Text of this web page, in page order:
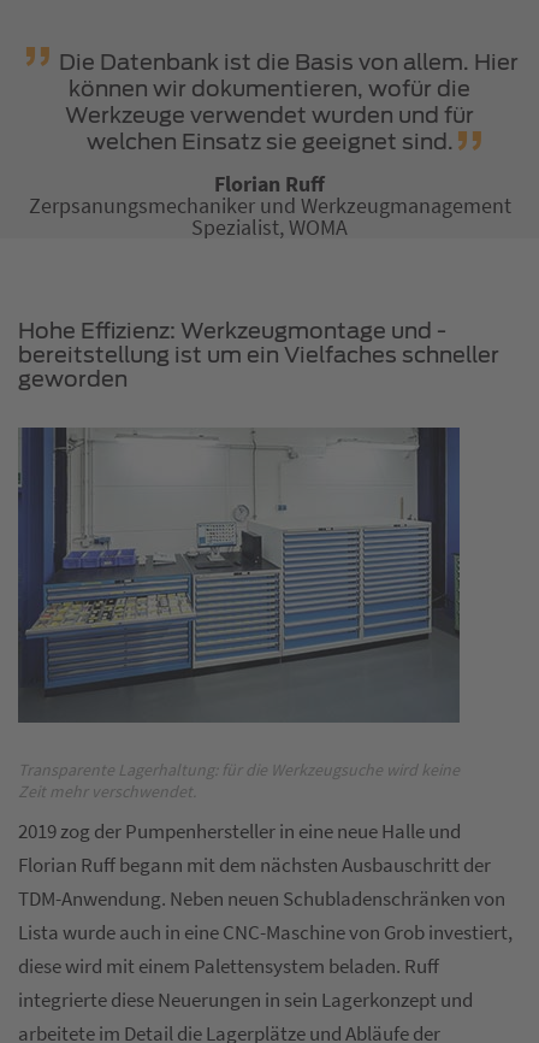
Die Datenbank ist die Basis von allem. Hier
können wir dokumentieren, wofür die
Werkzeuge verwendet wurden und für
welchen Einsatz sie geeignet sind.
Florian Ruff
Zerpsanungsmechaniker und Werkzeugmanagement
Spezialist, WOMA
Hohe Effizienz: Werkzeugmontage und -
bereitstellung ist um ein Vielfaches schneller
geworden
Transparente Lagerhaltung: für die Werkzeugsuche wird keine
Zeit mehr verschwendet.
2019 zog der Pumpenhersteller in eine neue Halle und
Florian Ruff begann mit dem nächsten Ausbauschritt der
TDM-Anwendung. Neben neuen Schubladenschränken von
Lista wurde auch in eine CNC-Maschine von Grob investiert,
diese wird mit einem Palettensystem beladen. Ruff
integrierte diese Neuerungen in sein Lagerkonzept und
arbeitete im Detail die Lagerplätze und Abläufe der